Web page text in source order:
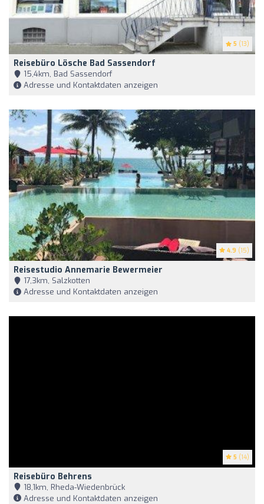
5 (13)
Reisebüro Lösche Bad Sassendorf
15,4km, Bad Sassendorf
Adresse und Kontaktdaten anzeigen
4.9 (15)
Reisestudio Annemarie Bewermeier
17,3km, Salzkotten
Adresse und Kontaktdaten anzeigen
5 (14)
Reisebüro Behrens
18,1km, Rheda-Wiedenbrück
Adresse und Kontaktdaten anzeigen